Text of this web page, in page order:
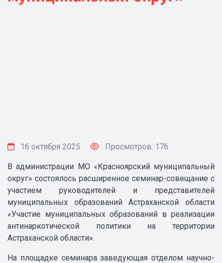
16 октября 2025 Просмотров: 176
В администрации МО «Красноярский муниципальный
округ» состоялось расширенное семинар-совещание с
участием руководителей и представителей
муниципальных образований Астраханской области
«Участие муниципальных образований в реализации
антинаркотической политики на территории
Астраханской области».
На площадке семинара заведующая отделом научно-